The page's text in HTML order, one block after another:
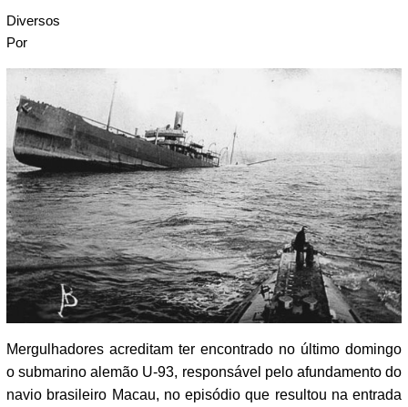
Diversos
Por
Mergulhadores acreditam ter encontrado no último domingo
o submarino alemão U-93, responsável pelo afundamento do
navio brasileiro Macau, no episódio que resultou na entrada